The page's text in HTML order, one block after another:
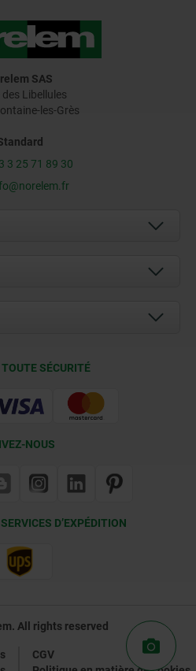
SAS
des Libellules
les-Grès
3 25 71 89 30
TOUTE SÉCURITÉ
NOUS
D’EXPÉDITION
All rights reserved
CGV